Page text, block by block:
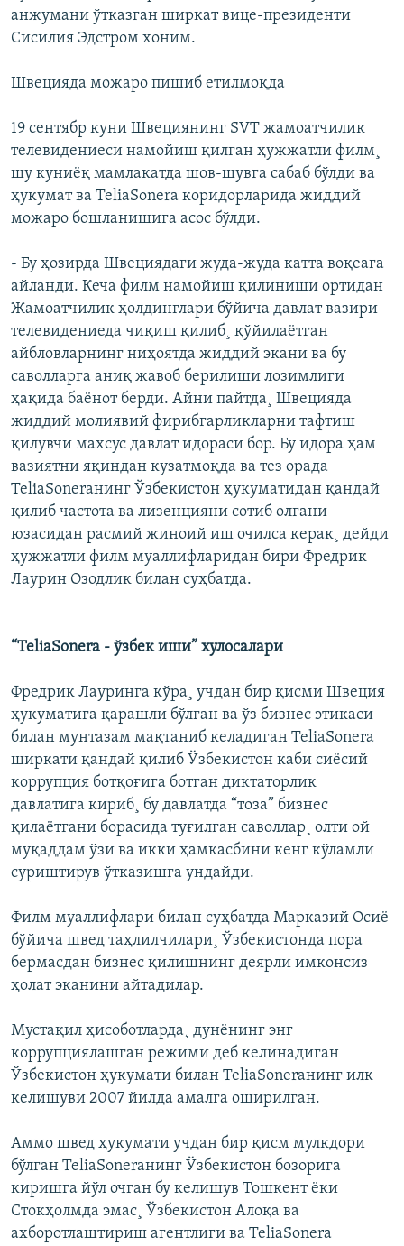
анжумани ўтказган ширкат вице-президенти
Сисилия Эдстром хоним.
Швецияда можаро пишиб етилмоқда
19 сентябр куни Швециянинг SVT жамоатчилик
телевидениеси намойиш қилган ҳужжатли филм¸
шу куниëқ мамлакатда шов-шувга сабаб бўлди ва
ҳукумат ва TeliaSonera коридорларида жиддий
можаро бошланишига асос бўлди.
- Бу ҳозирда Швециядаги жуда-жуда катта воқеага
айланди. Кеча филм намойиш қилиниши ортидан
Жамоатчилик ҳолдинглари бўйича давлат вазири
телевидениеда чиқиш қилиб¸ қўйилаëтган
айбловларнинг ниҳоятда жиддий экани ва бу
саволларга аниқ жавоб берилиши лозимлиги
ҳақида баëнот берди. Айни пайтда¸ Швецияда
жиддий молиявий фирибгарликларни тафтиш
қилувчи махсус давлат идораси бор. Бу идора ҳам
вазиятни яқиндан кузатмоқда ва тез орада
TeliaSoneraнинг Ўзбекистон ҳукуматидан қандай
қилиб частота ва лизенцияни сотиб олгани
юзасидан расмий жиноий иш очилса керак¸ дейди
ҳужжатли филм муаллифларидан бири Фредрик
Лаурин Озодлик билан суҳбатда.
“TeliaSonera - ўзбек иши” хулосалари
Фредрик Лауринга кўра¸ учдан бир қисми Швеция
ҳукуматига қарашли бўлган ва ўз бизнес этикаси
билан мунтазам мақтаниб келадиган TeliaSonera
ширкати қандай қилиб Ўзбекистон каби сиëсий
коррупция ботқоғига ботган диктаторлик
давлатига кириб¸ бу давлатда “тоза” бизнес
қилаëтгани борасида туғилган саволлар¸ олти ой
муқаддам ўзи ва икки ҳамкасбини кенг кўламли
суриштирув ўтказишга ундайди.
Филм муаллифлари билан суҳбатда Марказий Осиë
бўйича швед таҳлилчилари¸ Ўзбекистонда пора
бермасдан бизнес қилишнинг деярли имконсиз
ҳолат эканини айтадилар.
Мустақил ҳисоботларда¸ дунëнинг энг
коррупциялашган режими деб келинадиган
Ўзбекистон ҳукумати билан TeliaSoneraнинг илк
келишуви 2007 йилда амалга оширилган.
Аммо швед ҳукумати учдан бир қисм мулкдори
бўлган TeliaSoneraнинг Ўзбекистон бозорига
киришга йўл очган бу келишув Тошкент ëки
Стокҳолмда эмас¸ Ўзбекистон Алоқа ва
ахборотлаштириш агентлиги ва TeliaSonera